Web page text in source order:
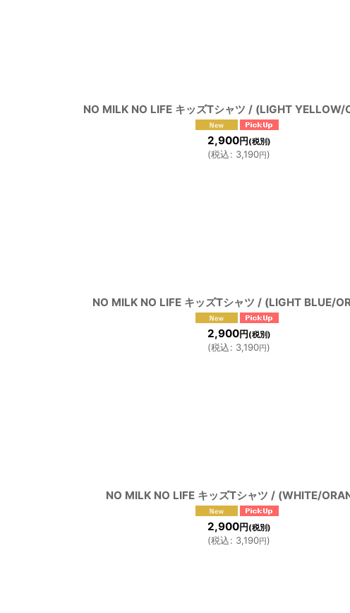
NO MILK NO LIFE キッズTシャツ / (LIGHT YELLOW/
2,900円 (税別)
(税込: 3,190円)
NO MILK NO LIFE キッズTシャツ / (LIGHT BLUE/
2,900円 (税別)
(税込: 3,190円)
NO MILK NO LIFE キッズTシャツ / (WHITE/
2,900円 (税別)
(税込: 3,190円)